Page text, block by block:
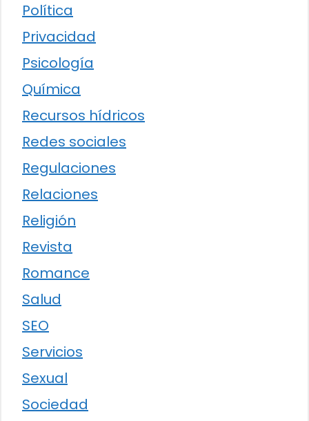
Política
Privacidad
Psicología
Química
Recursos hídricos
Redes sociales
Regulaciones
Relaciones
Religión
Revista
Romance
Salud
SEO
Servicios
Sexual
Sociedad